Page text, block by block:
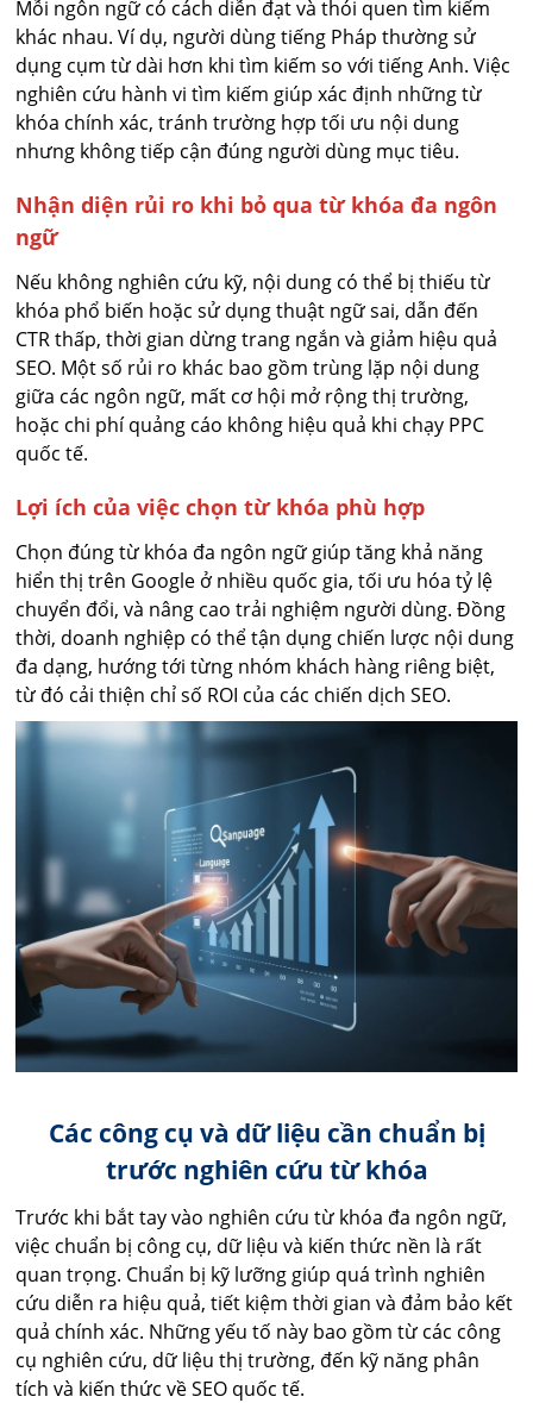
Mỗi ngôn ngữ có cách diễn đạt và thói quen tìm kiếm
khác nhau. Ví dụ, người dùng tiếng Pháp thường sử
dụng cụm từ dài hơn khi tìm kiếm so với tiếng Anh. Việc
nghiên cứu hành vi tìm kiếm giúp xác định những từ
khóa chính xác, tránh trường hợp tối ưu nội dung
nhưng không tiếp cận đúng người dùng mục tiêu.
Nhận diện rủi ro khi bỏ qua từ khóa đa ngôn
ngữ
Nếu không nghiên cứu kỹ, nội dung có thể bị thiếu từ
khóa phổ biến hoặc sử dụng thuật ngữ sai, dẫn đến
CTR thấp, thời gian dừng trang ngắn và giảm hiệu quả
SEO. Một số rủi ro khác bao gồm trùng lặp nội dung
giữa các ngôn ngữ, mất cơ hội mở rộng thị trường,
hoặc chi phí quảng cáo không hiệu quả khi chạy PPC
quốc tế.
Lợi ích của việc chọn từ khóa phù hợp
Chọn đúng từ khóa đa ngôn ngữ giúp tăng khả năng
hiển thị trên Google ở nhiều quốc gia, tối ưu hóa tỷ lệ
chuyển đổi, và nâng cao trải nghiệm người dùng. Đồng
thời, doanh nghiệp có thể tận dụng chiến lược nội dung
đa dạng, hướng tới từng nhóm khách hàng riêng biệt,
từ đó cải thiện chỉ số ROI của các chiến dịch SEO.
Các công cụ và dữ liệu cần chuẩn bị
trước nghiên cứu từ khóa
Trước khi bắt tay vào nghiên cứu từ khóa đa ngôn ngữ,
việc chuẩn bị công cụ, dữ liệu và kiến thức nền là rất
quan trọng. Chuẩn bị kỹ lưỡng giúp quá trình nghiên
cứu diễn ra hiệu quả, tiết kiệm thời gian và đảm bảo kết
quả chính xác. Những yếu tố này bao gồm từ các công
cụ nghiên cứu, dữ liệu thị trường, đến kỹ năng phân
tích và kiến thức về SEO quốc tế.